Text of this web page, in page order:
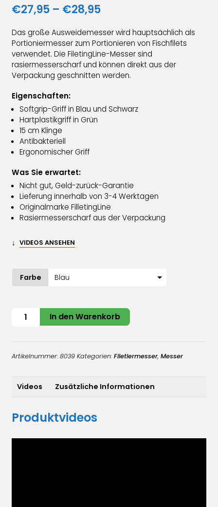
€27,95 – €28,95Preisspanne:
bis
€28,95
Das große Ausweidemesser wird hauptsächlich als
Portioniermesser zum Portionieren von Fischfilets
verwendet. Die FiletingLine-Messer sind
rasiermesserscharf und können direkt aus der
Verpackung geschnitten werden.
Eigenschaften:
Softgrip-Griff in Blau und Schwarz
Hartplastikgriff in Grün
15 cm Klinge
Antibakteriell
Ergonomischer Griff
Was Sie erwartet:
Nicht gut, Geld-zurück-Garantie
Lieferung innerhalb von 3-4 Werktagen
Originalmarke FilletingLine
Rasiermesserscharf aus der Verpackung
↓ VIDEOS ANSEHEN
Farbe
AusweidemesserIn den Warenkorb
Artikelnummer: 8039 Kategorien: Filetiermesser, Messer
Videos Zusätzliche Informationen
Produktvideos